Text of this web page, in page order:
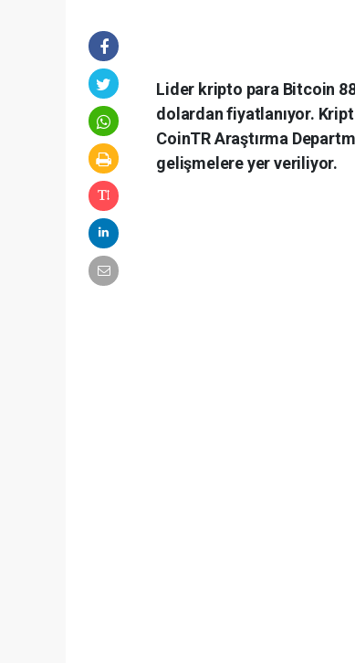
Lider kripto para Bitcoin
dolardan fiyatlanıyor.
CoinTR Araştırma
gelişmelere yer veriliyor.